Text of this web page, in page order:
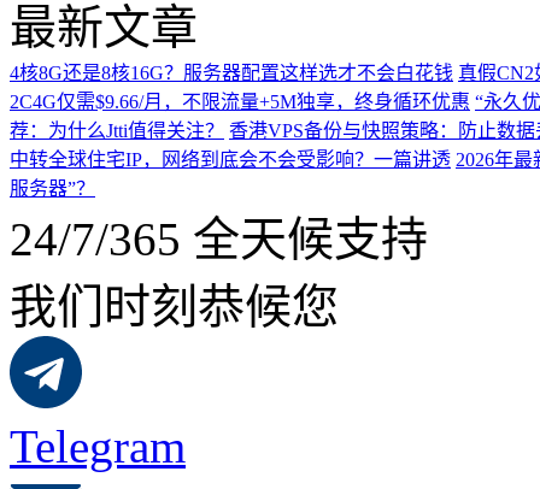
最新文章
4核8G还是8核16G？服务器配置这样选才不会白花钱 真假CN2
2C4G仅需$9.66/月，不限流量+5M独享，终身循环优惠 “永久
荐：为什么Jtti值得关注？
香港VPS备份与快照策略：防止数
中转全球住宅IP，网络到底会不会受影响？一篇讲透 2026年
服务器”？
24/7/365 全天候支持
我们时刻恭候您
Telegram